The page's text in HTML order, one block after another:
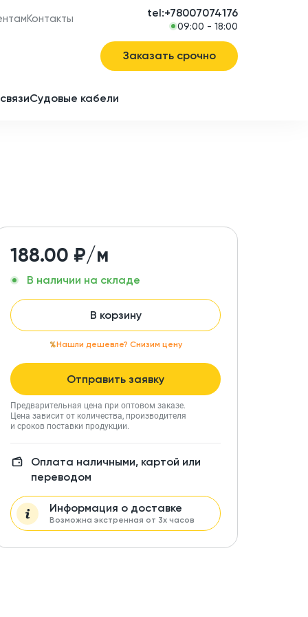
Контакты tel:+78007074176
09:00 - 18:00
Заказать срочно
Судовые кабели
188.00 ₽/м
В наличии на складе
В корзину
Нашли дешевле? Снизим цену
Отправить заявку
Предварительная цена при оптовом заказе.
Цена зависит от количества, производителя
и сроков поставки продукции.
Оплата наличными, картой или
переводом
Информация о доставке
Возможна экстренная от 3х часов